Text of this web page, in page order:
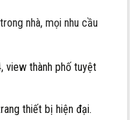
nhà, mọi nhu cầu
view thành phố tuyệt
thiết bị hiện đại.